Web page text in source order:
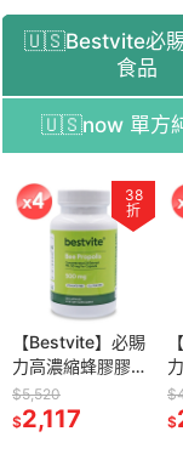
🇺🇸Bestvite必
食品
🇺🇸now 單方
38
折
【Bestvite】必賜
力高濃縮蜂膠膠囊
4瓶組(120顆/瓶)
$5,520
$2,117
$
51
折
糖膠囊2
顆/瓶)
now D-核
瓶(120顆)